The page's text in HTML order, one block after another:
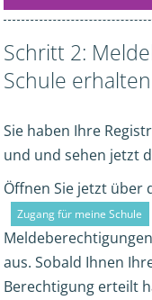
Schritt 2:
Schule erhalten
Sie haben Ihre
und und sehen jetzt
Öffnen Sie jetzt über
Zugang für meine Schule
aus. Sobald Ihnen
Berechtigung erteilt